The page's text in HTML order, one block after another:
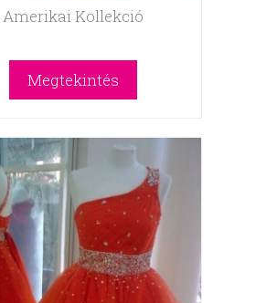
Amerikai Kollekció
Megtekintés